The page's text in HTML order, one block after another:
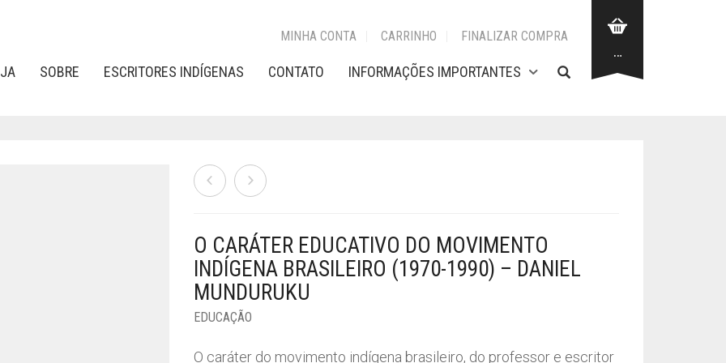
MINHA CONTA CARRINHO FINALIZAR COMPRA
SOBRE ESCRITORES INDÍGENAS CONTATO INFORMAÇÕES IMPORTANTES
…
O CARÁTER EDUCATIVO DO MOVIMENTO
INDÍGENA BRASILEIRO (1970-1990) – DANIEL
MUNDURUKU
EDUCAÇÃO
O caráter do movimento indígena brasileiro, do professor e escritor